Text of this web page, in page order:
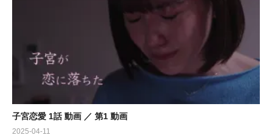
子宮恋愛 1話 動画 ／ 第1 動画
2025-04-11